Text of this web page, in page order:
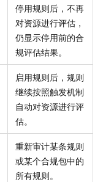
停用规则后，不再
对资源进行评估，
仍显示停用前的合
规评估结果。
启用规则后，规则
继续按照触发机制
自动对资源进行评
估。
重新审计某条规则
或某个合规包中的
所有规则。